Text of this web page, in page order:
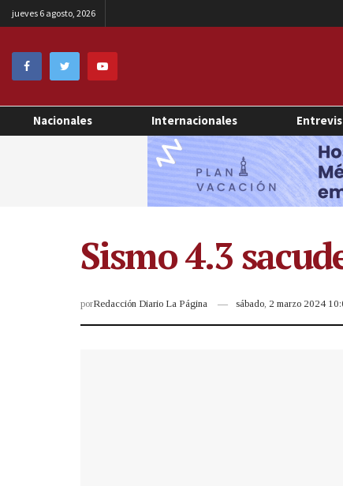
jueves 6 agosto, 2026
Nacionales Internacionales
Sismo 4.3
porRedacción Diario La Página sábado, 2 marzo 2024